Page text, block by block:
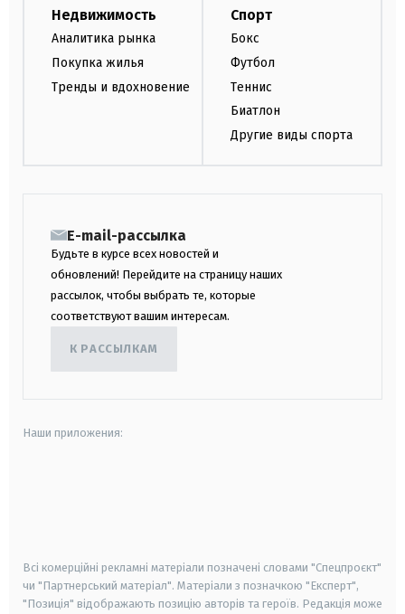
Недвижимость
Аналитика рынка
Покупка жилья
Тренды и вдохновение
Спорт
Бокс
Футбол
Теннис
Биатлон
Другие виды спорта
E-mail-рассылка
Будьте в курсе всех новостей и
обновлений! Перейдите на страницу наших
рассылок, чтобы выбрать те, которые
соответствуют вашим интересам.
К РАССЫЛКАМ
Наши приложения:
Всі комерційні рекламні матеріали позначені словами "Спецпроєкт"
чи "Партнерський матеріал". Матеріали з позначкою "Експерт",
"Позиція" відображають позицію авторів та героїв. Редакція може